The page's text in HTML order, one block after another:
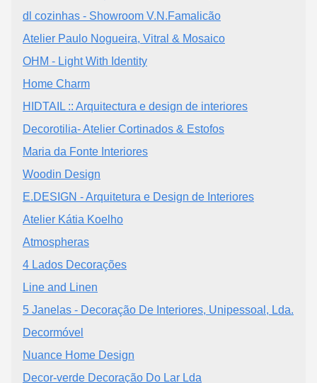
dl cozinhas - Showroom V.N.Famalicão
Atelier Paulo Nogueira, Vitral & Mosaico
OHM - Light With Identity
Home Charm
HIDTAIL :: Arquitectura e design de interiores
Decorotilia- Atelier Cortinados & Estofos
Maria da Fonte Interiores
Woodin Design
E.DESIGN - Arquitetura e Design de Interiores
Atelier Kátia Koelho
Atmospheras
4 Lados Decorações
Line and Linen
5 Janelas - Decoração De Interiores, Unipessoal, Lda.
Decormóvel
Nuance Home Design
Decor-verde Decoração Do Lar Lda